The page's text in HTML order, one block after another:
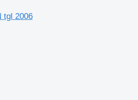
tgl 2006